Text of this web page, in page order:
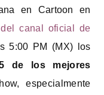
en Cartoon en
del canal oficial de
5:00 PM (MX) los
de los mejores
especialmente